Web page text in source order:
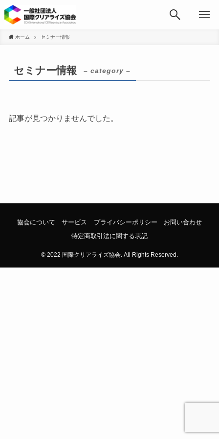
ホーム セミナー情報
セミナー情報 – category –
記事が見つかりませんでした。
協会について サービス プライバシーポリシー
お問い合わせ
特定商取引法に関する表記
© 2022 国際クリアライズ協会. All Rights Reserved.